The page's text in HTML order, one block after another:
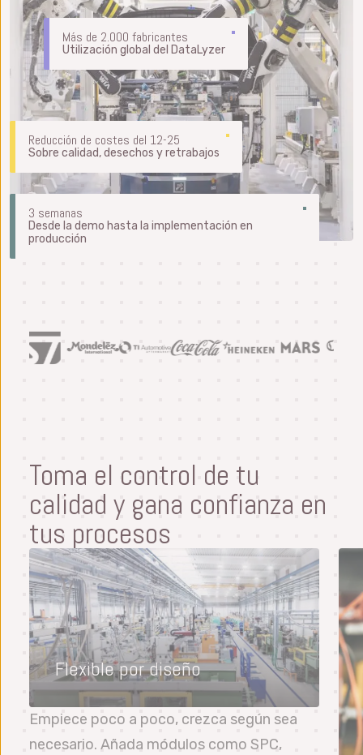
Más de 2.000 fabricantes
Utilización global del DataLyzer
Reducción de costes del 12-25
Sobre calidad, desechos y retrabajos
3 semanas
Desde la demo hasta la implementación en
producción
Toma el control de tu
calidad y gana confianza en
tus procesos
Flexible por diseño
Empiece poco a poco, crezca según sea
necesario. Añada módulos como SPC,